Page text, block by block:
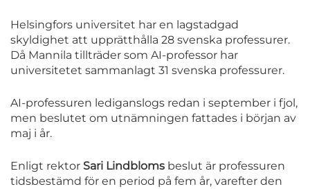
Helsingfors universitet har en lagstadgad
skyldighet att upprätthålla 28 svenska professurer.
Då Mannila tillträder som AI-professor har
universitetet sammanlagt 31 svenska professurer.
AI-professuren lediganslogs redan i september i fjol,
men beslutet om utnämningen fattades i början av
maj i år.
Enligt rektor Sari Lindbloms beslut är professuren
tidsbestämd för en period på fem år, varefter den